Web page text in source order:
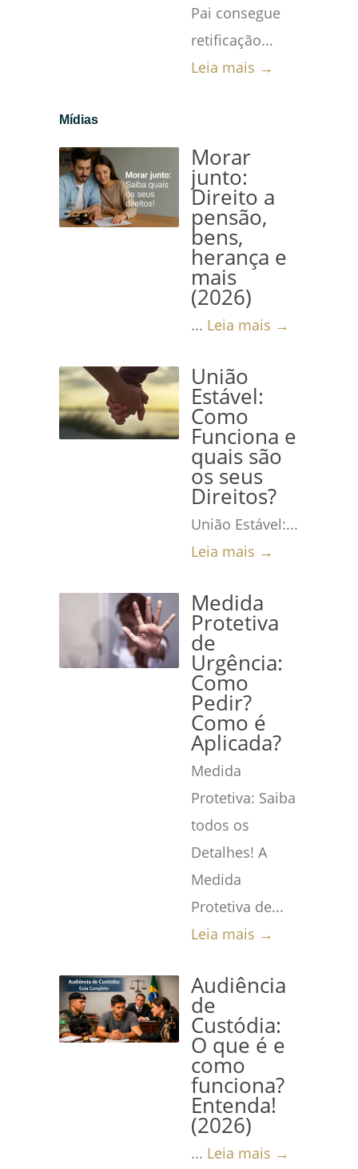
Pai consegue
retificação...
Leia mais →
Mídias
Morar
junto:
Direito a
pensão,
bens,
herança e
mais
(2026)
... Leia mais →
União
Estável:
Como
Funciona e
quais são
os seus
Direitos?
União Estável:...
Leia mais →
Medida
Protetiva
de
Urgência:
Como
Pedir?
Como é
Aplicada?
Medida
Protetiva: Saiba
todos os
Detalhes! A
Medida
Protetiva de...
Leia mais →
Audiência
de
Custódia:
O que é e
como
funciona?
Entenda!
(2026)
... Leia mais →